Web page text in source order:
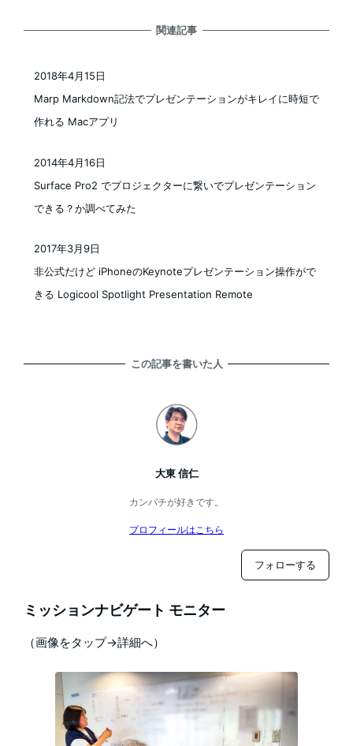
関連記事
Marp Markdown記法でプレゼンテーションがキレイに時短で
作れる Macアプリ
2018年4月15日
Surface Pro2 でプロジェクターに繋いでプレゼンテーション
できる？か調べてみた
2014年4月16日
非公式だけど iPhoneのKeynoteプレゼンテーション操作がで
きる Logicool Spotlight Presentation Remote
2017年3月9日
この記事を書いた人
大東 信仁
カンパチが好きです。
プロフィールはこちら
フォローする
ミッションナビゲート モニター
（画像をタップ→詳細へ）